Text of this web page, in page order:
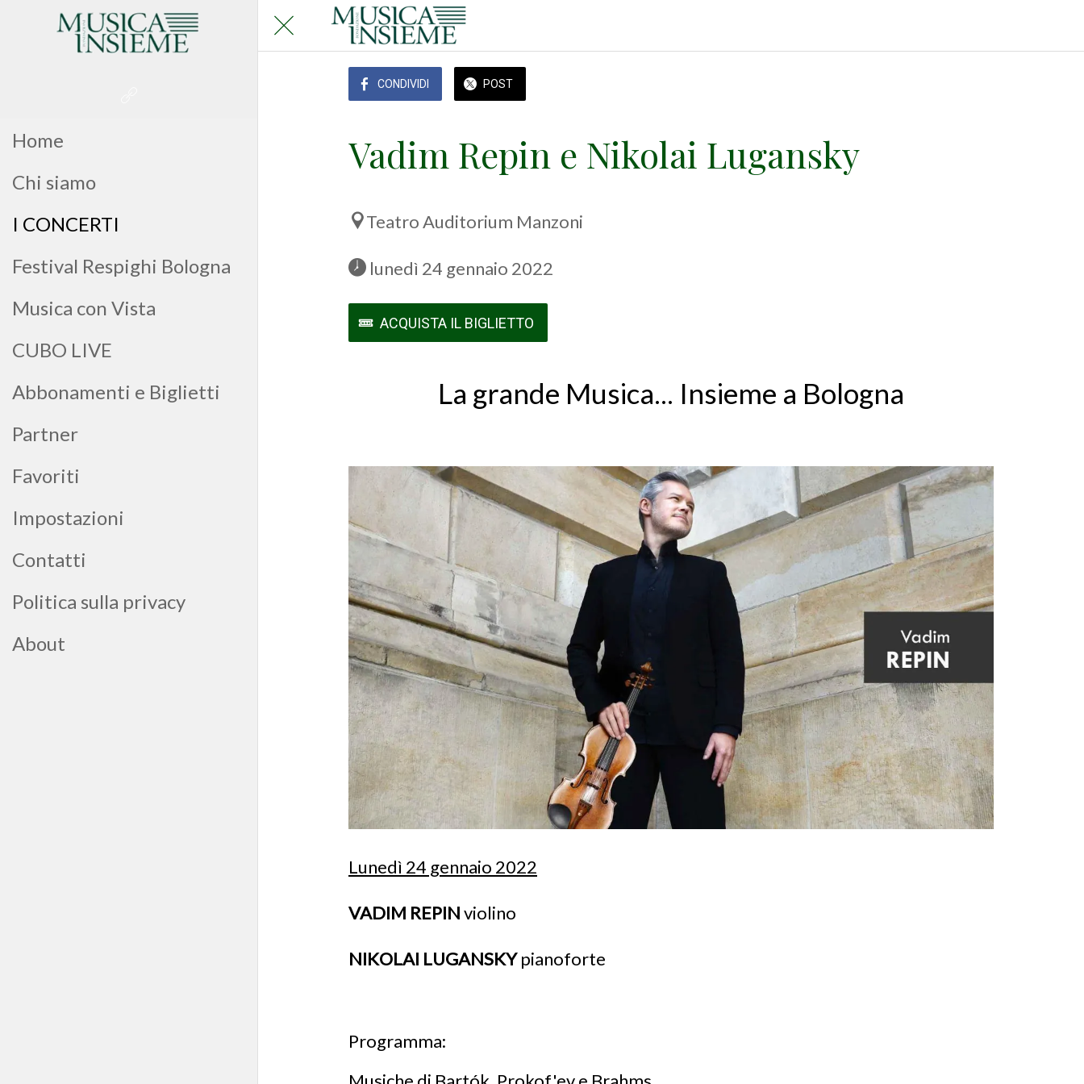
Home
Chi siamo
I CONCERTI
Festival Respighi Bologna
Musica con Vista
CUBO LIVE
Abbonamenti e Biglietti
Partner
Favoriti
Impostazioni
Contatti
Politica sulla privacy
About
CONDIVIDI POST
Vadim Repin e Nikolai Lugansky
Teatro Auditorium Manzoni
lunedì 24 gennaio 2022
ACQUISTA IL BIGLIETTO
La grande Musica... Insieme a Bologna
Lunedì 24 gennaio 2022
VADIM REPINviolino
NIKOLAI LUGANSKYpianoforte
Programma: